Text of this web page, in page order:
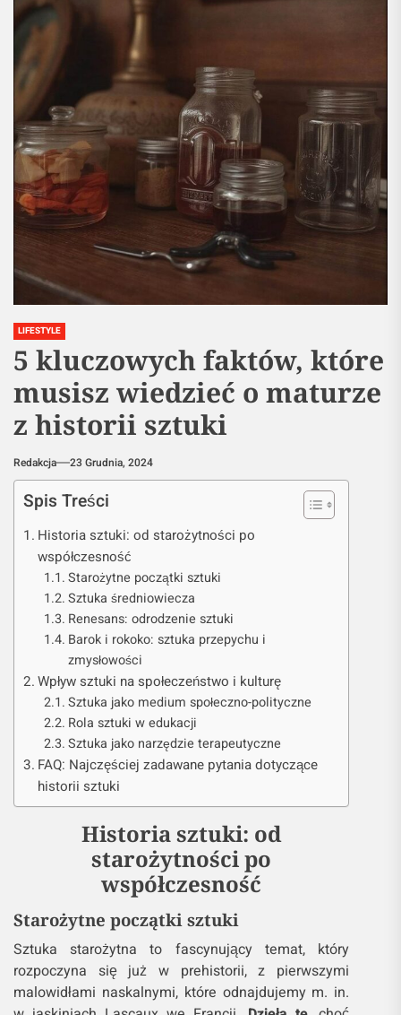
LIFESTYLE
5 kluczowych faktów, które
musisz wiedzieć o maturze
z historii sztuki
Redakcja 23 Grudnia, 2024
Spis Treści
Historia sztuki: od starożytności po
współczesność
Starożytne początki sztuki
Sztuka średniowiecza
Renesans: odrodzenie sztuki
Barok i rokoko: sztuka przepychu i
zmysłowości
Wpływ sztuki na społeczeństwo i kulturę
Sztuka jako medium społeczno-polityczne
Rola sztuki w edukacji
Sztuka jako narzędzie terapeutyczne
FAQ: Najczęściej zadawane pytania dotyczące
historii sztuki
Historia sztuki: od
starożytności po
współczesność
Starożytne początki sztuki
Sztuka starożytna to fascynujący temat, który
rozpoczyna się już w prehistorii, z pierwszymi
malowidłami naskalnymi, które odnajdujemy m. in.